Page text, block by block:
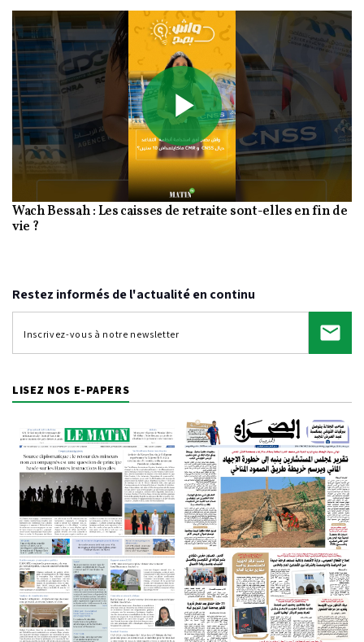
Play
Video
Wach Bessah : Les caisses de retraite sont-elles en fin de
vie ?
Restez informés de l'actualité en continu
LISEZ NOS E-PAPERS